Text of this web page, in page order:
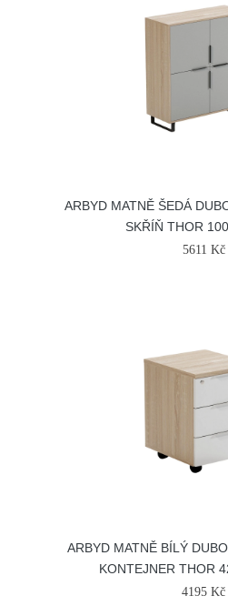
ARBYD MATNĚ ŠEDÁ
SKŘÍŇ THOR
5611 Kč
ARBYD MATNĚ BÍLÝ
KONTEJNER THOR
4195 Kč